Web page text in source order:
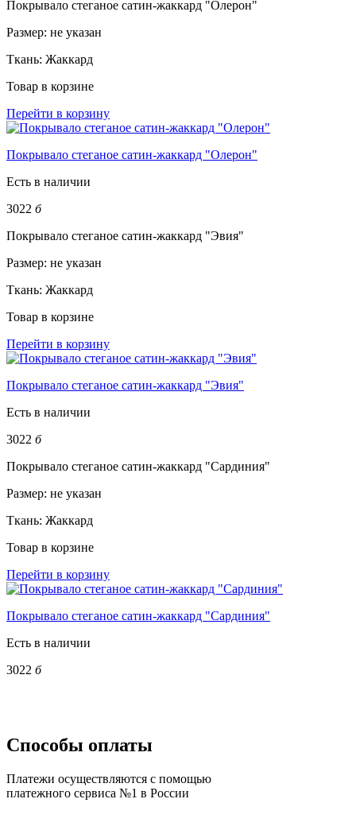
Покрывало стеганое сатин-жаккард "Олерон"
Размер: не указан
Ткань: Жаккард
Товар в корзине
Перейти в корзину
Покрывало стеганое сатин-жаккард "Олерон"
Есть в наличии
3022 б
Покрывало стеганое сатин-жаккард "Эвия"
Размер: не указан
Ткань: Жаккард
Товар в корзине
Перейти в корзину
Покрывало стеганое сатин-жаккард "Эвия"
Есть в наличии
3022 б
Покрывало стеганое сатин-жаккард "Сардиния"
Размер: не указан
Ткань: Жаккард
Товар в корзине
Перейти в корзину
Покрывало стеганое сатин-жаккард "Сардиния"
Есть в наличии
3022 б
Способы оплаты
Платежи осуществляются с помощью
платежного сервиса №1 в России